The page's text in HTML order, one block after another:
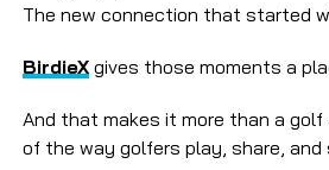
The new connection that started
BirdieXgives those moments a
And that makes it more than a golf
of the way golfers play, share,